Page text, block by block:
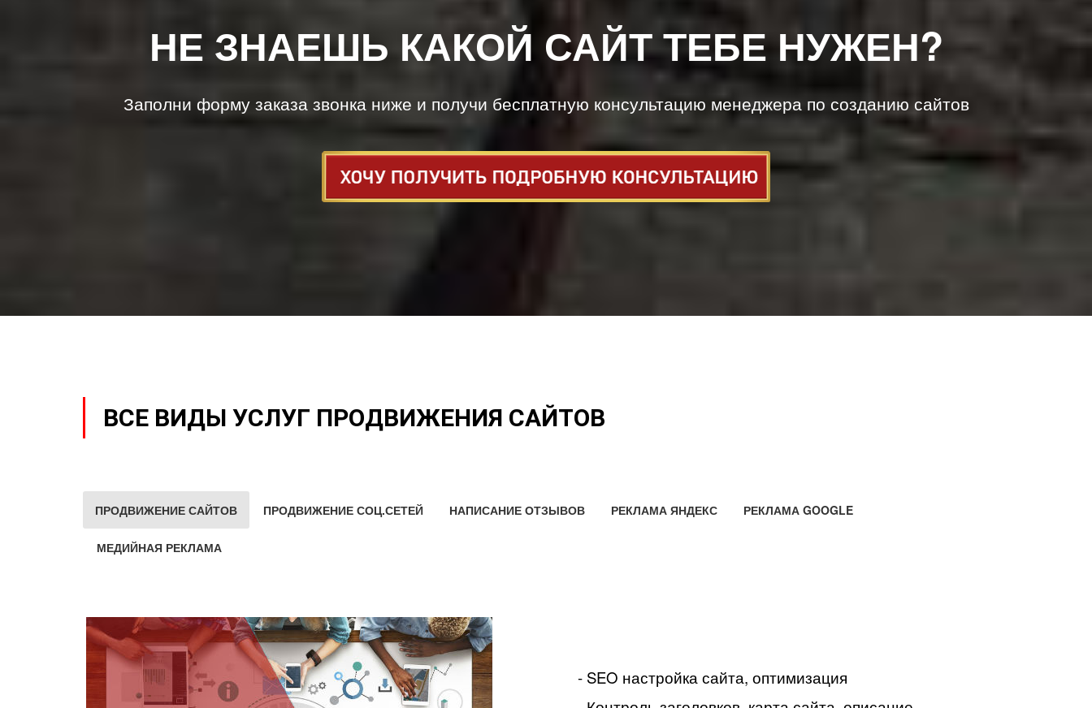
НЕ ЗНАЕШЬ КАКОЙ САЙТ ТЕБЕ НУЖЕН?
Заполни форму заказа звонка ниже и получи бесплатную консультацию менеджера по созданию сайтов
ВСЕ ВИДЫ УСЛУГ ПРОДВИЖЕНИЯ САЙТОВ
ПРОДВИЖЕНИЕ САЙТОВ ПРОДВИЖЕНИЕ СОЦ.СЕТЕЙ НАПИСАНИЕ ОТЗЫВОВ РЕКЛАМА ЯНДЕКС РЕКЛАМА GOOGLE
МЕДИЙНАЯ РЕКЛАМА
- SEO настройка сайта, оптимизация